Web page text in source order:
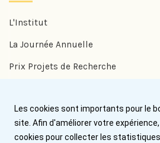
L'Institut
La Journée Annuelle
Prix Projets de Recherche
Prix Jean Trémolières
Les cookies sont importants pour le
site. Afin d'améliorer votre
cookies pour collecter les